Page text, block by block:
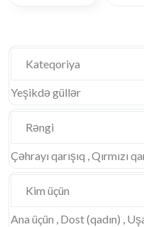
Kateqoriya
Yeşikdə güllər
Rəngi
Çəhrayı qarışıq , Qırmızı
Kim üçün
Ana üçün , Dost (qadın) ,